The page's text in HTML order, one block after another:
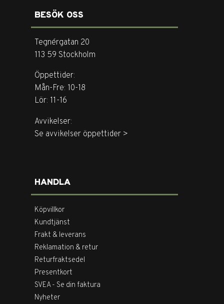
BESÖK OSS
Tegnérgatan 20
113 59 Stockholm
Öppettider:
Mån-Fre: 10-18
Lör: 11-16
Avvikelser:
Se avvikelser öppettider >
HANDLA
Köpvillkor
Kundtjänst
Frakt & leverans
Reklamation & retur
Returfraktsedel
Presentkort
SVEA - Se din faktura
Nyheter